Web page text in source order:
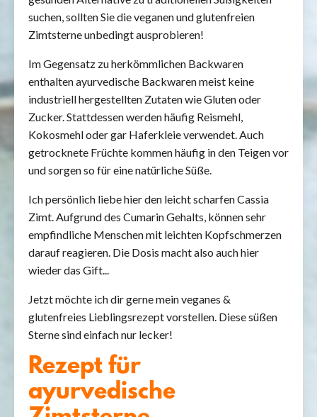
suchen, sollten Sie die veganen und glutenfreien
Zimtsterne unbedingt ausprobieren!
Im Gegensatz zu herkömmlichen Backwaren
enthalten ayurvedische Backwaren meist keine
industriell hergestellten Zutaten wie Gluten oder
Zucker. Stattdessen werden häufig Reismehl,
Kokosmehl oder gar Haferkleie verwendet. Auch
getrocknete Früchte kommen häufig in den Teigen vor
und sorgen so für eine natürliche Süße.
Ich persönlich liebe hier den leicht scharfen Cassia
Zimt. Aufgrund des Cumarin Gehalts, können sehr
empfindliche Menschen mit leichten Kopfschmerzen
darauf reagieren. Die Dosis macht also auch hier
wieder das Gift...
Jetzt möchte ich dir gerne mein veganes &
glutenfreies Lieblingsrezept vorstellen. Diese süßen
Sterne sind einfach nur lecker!
Rezept für
ayurvedische